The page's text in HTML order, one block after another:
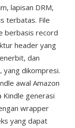
lapisan DRM,
terbatas. File
berbasis record
header yang
dan
yang dikompresi.
awal Amazon
Kindle generasi
wrapper
yang dapat